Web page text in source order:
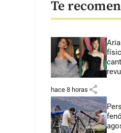
Te
hace 8 horas share